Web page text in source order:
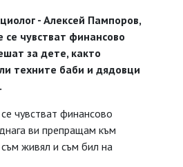
- Алексей Пампоров,
се чувстват финансово
за дете, както
техните баби и дядовци
чувстват финансово
ви препращам към
живял и съм бил на